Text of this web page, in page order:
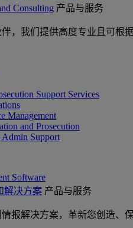
Consulting 产品与服务
，我们提供高度专业且可根
Support Services
Management
and Prosecution
Admin Support
Software
解决方案 产品与服务
报解决方案，革新您创造、